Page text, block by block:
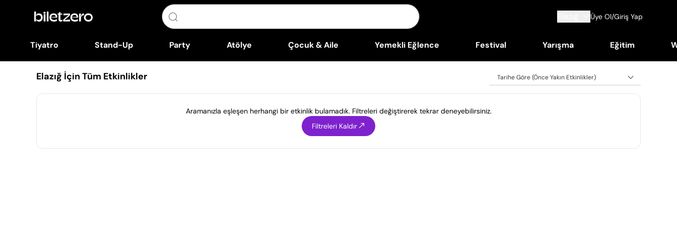
Üye Ol/Giriş Yap
Tiyatro Stand-Up Party Atölye Çocuk & Aile Yemekli Eğlence Festival Yarışma Eğitim
Elazığ İçin Tüm Etkinlikler Tarihe Göre (Önce Yakın Etkinlikler)
Aramanızla eşleşen herhangi bir etkinlik bulamadık. Filtreleri değiştirerek tekrar deneyebilirsiniz.
Filtreleri Kaldır